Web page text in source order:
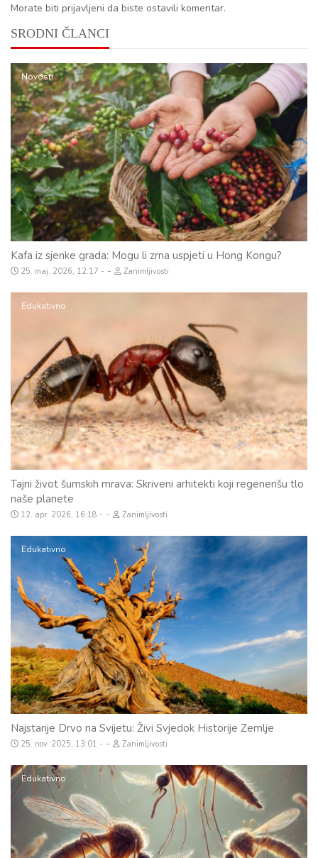
Morate biti prijavljeni da biste ostavili komentar.
SRODNI ČLANCI
Novosti
Kafa iz sjenke grada: Mogu li zrna uspjeti u Hong Kongu?
25. maj. 2026, 12:17 - Zanimljivosti
Edukativno
Tajni život šumskih mrava: Skriveni arhitekti koji regenerišu tlo
naše planete
12. apr. 2026, 16:18 - Zanimljivosti
Edukativno
Najstarije Drvo na Svijetu: Živi Svjedok Historije Zemlje
25. nov. 2025, 13:01 - Zanimljivosti
Edukativno